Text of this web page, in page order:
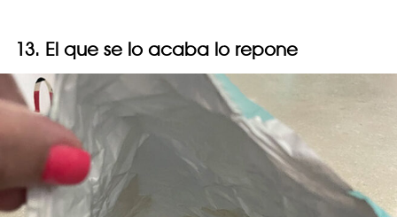
13. El que se lo acaba lo repone